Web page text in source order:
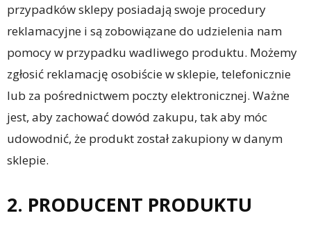
przypadków sklepy posiadają swoje procedury
reklamacyjne i są zobowiązane do udzielenia nam
pomocy w przypadku wadliwego produktu. Możemy
zgłosić reklamację osobiście w sklepie, telefonicznie
lub za pośrednictwem poczty elektronicznej. Ważne
jest, aby zachować dowód zakupu, tak aby móc
udowodnić, że produkt został zakupiony w danym
sklepie.
2. PRODUCENT PRODUKTU